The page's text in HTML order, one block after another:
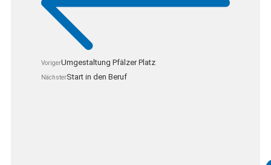
VorigerUmgestaltung Pfälzer Platz
NächsterStart in den Beruf